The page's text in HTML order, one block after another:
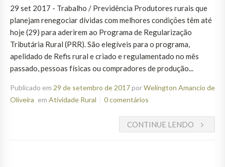
29 set 2017 - Trabalho / Previdência Produtores rurais que
planejam renegociar dívidas com melhores condições têm até
hoje (29) para aderirem ao Programa de Regularização
Tributária Rural (PRR). São elegíveis para o programa,
apelidado de Refis rural e criado e regulamentado no mês
passado, pessoas físicas ou compradores de produção...
Publicado em 29 de setembro de 2017porWelington Amancio de
Oliveira em Atividade Rural 0 comentários
CONTINUE LENDO